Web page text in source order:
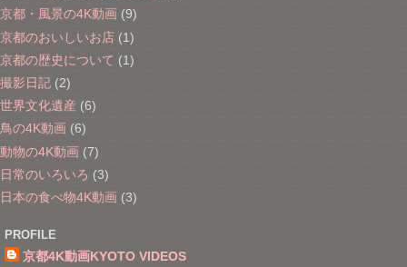
京都・風景の4K動画 (9)
京都のおいしいお店 (1)
京都の歴史について (1)
撮影日記 (2)
世界文化遺産 (6)
鳥の4K動画 (6)
動物の4K動画 (7)
日常のいろいろ (3)
日本の食べ物4K動画 (3)
PROFILE
京都4K動画KYOTO VIDEOS